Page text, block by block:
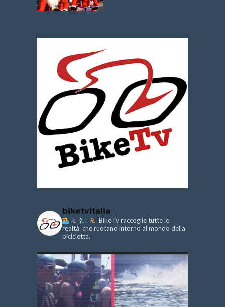
biketvitalia
.
BikeTv raccoglie tutte le
realtà’ che ruotano intorno al mondo della
bicicletta.